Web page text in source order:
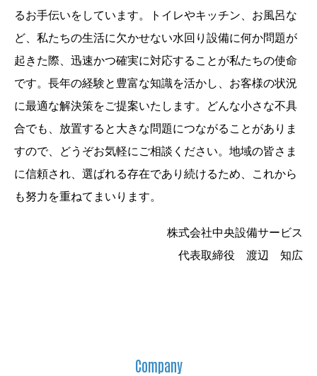
るお手伝いをしています。トイレやキッチン、お風呂な
ど、私たちの生活に欠かせない水回り設備に何か問題が
起きた際、迅速かつ確実に対応することが私たちの使命
です。長年の経験と豊富な知識を活かし、お客様の状況
に最適な解決策をご提案いたします。どんな小さな不具
合でも、放置すると大きな問題につながることがありま
すので、どうぞお気軽にご相談ください。地域の皆さま
に信頼され、選ばれる存在であり続けるため、これから
も努力を重ねてまいります。
株式会社中央設備サービス
代表取締役 渡辺 知広
Company